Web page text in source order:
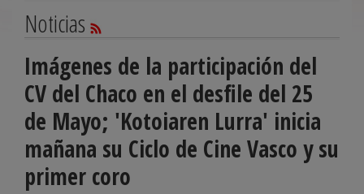
Noticias
Imágenes de la participación del
CV del Chaco en el desfile del 25
de Mayo; 'Kotoiaren Lurra' inicia
mañana su Ciclo de Cine Vasco y su
primer coro